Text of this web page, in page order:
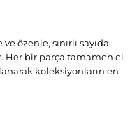
özenle, sınırlı sayıda
Her bir parça tamamen el
koleksiyonların en